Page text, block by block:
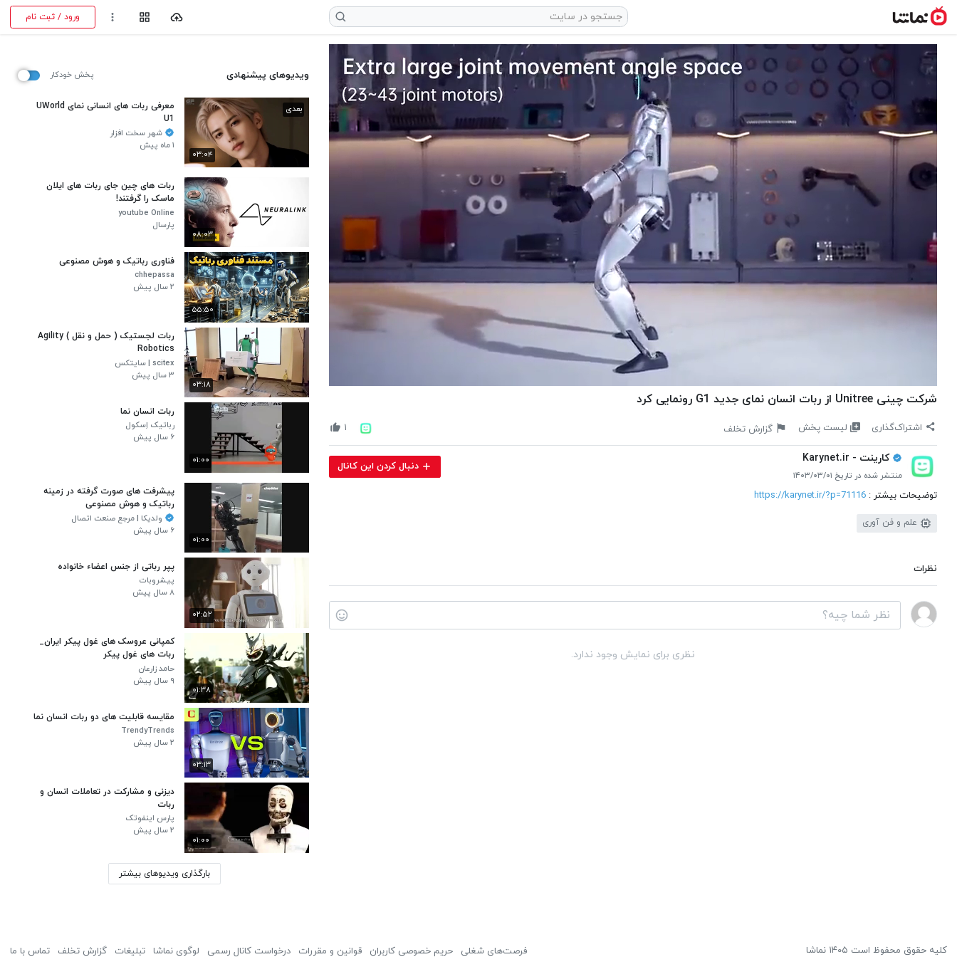
ورود / ثبت نام
شرکت چینی Unitree از ربات انسان نمای جدید G1 رونمایی کرد
اشتراک‌گذاری لیست پخش گزارش تخلف ۱
کارینت - Karynet.ir
منتشر شده در تاریخ ۱۴۰۳/۰۳/۰۱
دنبال کردن این کانال
توضیحات بیشتر : https://karynet.ir/?p=71116
علم و فن آوری
نظرات
نظری برای نمایش وجود ندارد.
ویدیوهای پیشنهادی پخش خودکار
۰۳:۰۴
بعدی
معرفی ربات های انسانی نمای UWorld
U1
شهر سخت افزار
۱ ماه پیش
۰۸:۰۳
ربات های چین جای ربات های ایلان
ماسک را گرفتند!
youtube Online
پارسال
۵۵:۵۰
فناوری رباتیک و هوش مصنوعی
chhepassa
۲ سال پیش
۰۳:۱۸
ربات لجستیک ( حمل و نقل ) Agility
Robotics
scitex | سایتکس
۳ سال پیش
۰۱:۰۰
ربات انسان نما
رباتیک اِسکول
۶ سال پیش
۰۱:۰۰
پیشرفت های صورت گرفته در زمینه
رباتیک و هوش مصنوعی
ولدیکا | مرجع صنعت اتصال
۶ سال پیش
۰۲:۵۲
پپر رباتی از جنس اعضاء خانواده
پیشروبات
۸ سال پیش
۰۱:۳۸
کمپانی عروسک های غول پیکر ایران_
ربات های غول پیکر
حامد زارعان
۹ سال پیش
۰۳:۱۳
مقایسه قابلیت های دو ربات انسان نما
TrendyTrends
۲ سال پیش
۰۱:۰۰
دیزنی و مشارکت در تعاملات انسان و
ربات
پارس اینفوتک
۲ سال پیش
بارگذاری ویدیوهای بیشتر
کلیه حقوق محفوظ است ۱۴۰۵ نماشا فرصت‌های شغلی حریم خصوصی کاربران قوانین و مقررات درخواست کانال رسمی لوگوی نماشا تبلیغات گزارش تخلف تماس با ما